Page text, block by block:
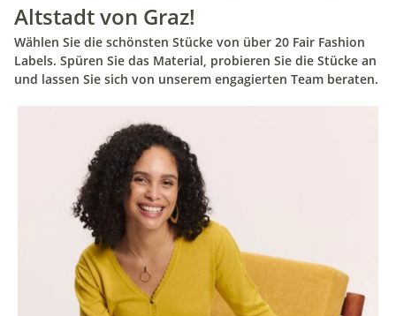
Altstadt von Graz!
Wählen Sie die schönsten Stücke von über 20 Fair Fashion
Labels. Spüren Sie das Material, probieren Sie die Stücke an
und lassen Sie sich von unserem engagierten Team beraten.